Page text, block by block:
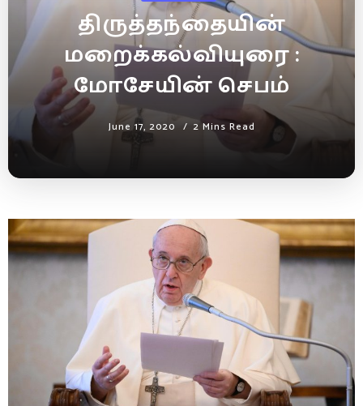
திருத்தந்தையின்
மறைக்கல்வியுரை :
மோசேயின் செபம்
June 17, 2020 2 Mins Read